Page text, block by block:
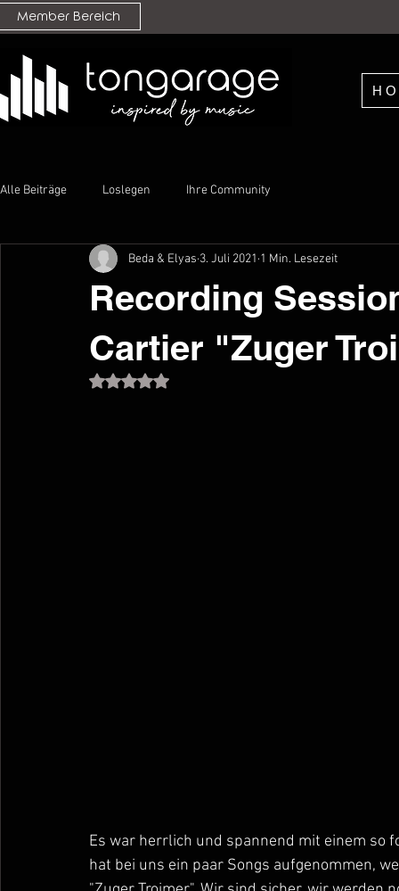
Member Bereich
Alle Beiträge Loslegen Ihre Community
Recording
Cartier "Zuger
Beda & Elyas 3. Juli 2021 1 Min. Lesezeit
Mit NaN von 5 Sternen bewertet.
Es war herrlich und spannend mit einem so
hat bei uns ein paar Songs aufgenommen,